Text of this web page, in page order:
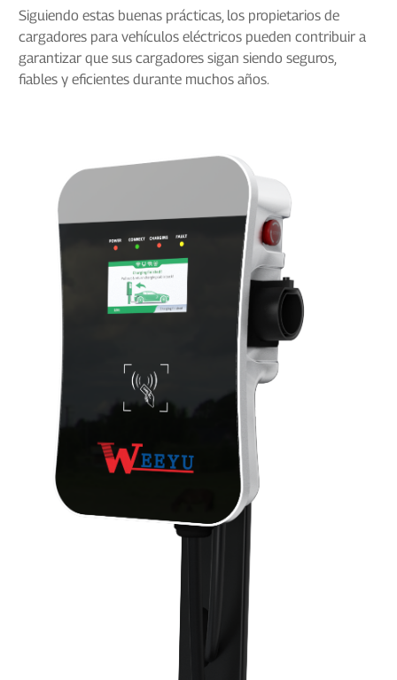
Siguiendo estas buenas prácticas, los propietarios de
cargadores para vehículos eléctricos pueden contribuir a
garantizar que sus cargadores sigan siendo seguros,
fiables y eficientes durante muchos años.